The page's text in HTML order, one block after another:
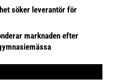
söker leverantör för
marknaden efter